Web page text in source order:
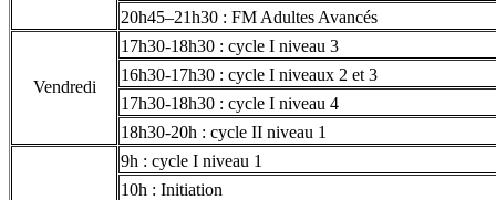
20h45–21h30 : FM Adultes Avancés
Vendredi
17h30-18h30 : cycle I niveau 3
16h30-17h30 : cycle I niveaux 2 et 3
17h30-18h30 : cycle I niveau 4
18h30-20h : cycle II niveau 1
9h : cycle I niveau 1
10h : Initiation